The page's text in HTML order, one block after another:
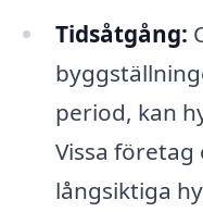
Tidsåtgång:
period, kan
Vissa
långsiktiga